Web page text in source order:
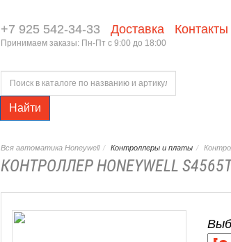
+7 925 542-34-33 Доставка Контакты
Принимаем заказы: Пн-Пт с 9:00 до 18:00
Найти
Вся автоматика Honeywell Контроллеры и платы
КОНТРОЛЛЕР HONEYWELL